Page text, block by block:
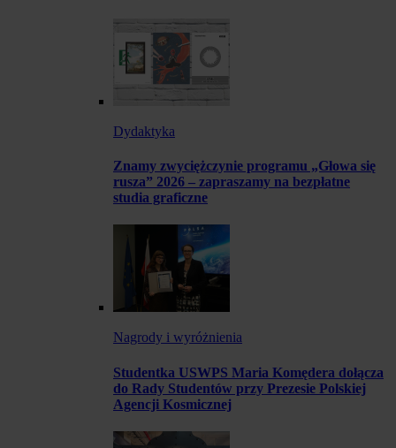
Dydaktyka
Znamy zwyciężczynie programu „Głowa się
rusza” 2026 – zapraszamy na bezpłatne
studia graficzne
Nagrody i wyróżnienia
Studentka USWPS Maria Komędera dołącza
do Rady Studentów przy Prezesie Polskiej
Agencji Kosmicznej